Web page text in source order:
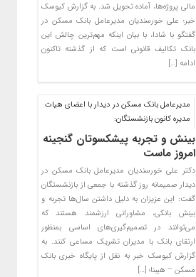
مالی پروژه‌ها، آماده تحویل شد. به گزارش کیوسک
خبر؛ علی خورسندیان مدیرعامل بانک مسکن در
گفتگو با شادا، با بیان اینکه مهم‌ترین چالش این
بانک تکالیف قانونی است که از گذشته تاکنون
ادامه […]
مدیرعامل بانک مسکن در دیدار با اعضای هیات
مدیره کانون بازنشستگان:
بینش و تجربه پیشکسوتان گنجینه
امروز ماست
دکتر علی خورسندیان مدیرعامل بانک مسکن در
دیدار صمیمانه روز گذشته با جمعی از بازنشستگان
گفت: این عزیزان به دلیل داشتن سال‌ها تجربه و
بینش بانکی، مشاورانی ارزشمند هستند که
‌می‌توانند در تصمیم‌گیری‌های اساسی بمنظور
ارتقای بانک با مدیران تشریک مساعی کنند. به
گزارش کیوسک خبر به نقل از پایگاه خبری بانک
مسکن – هیبنا؛ […]